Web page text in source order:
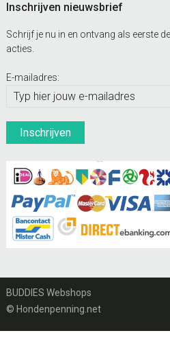
Inschrijven nieuwsbrief
Schrijf je nu in en ontvang als eerste
acties.
E-mailadres:
BUDDIES Webshops
© Hondenpenning.net